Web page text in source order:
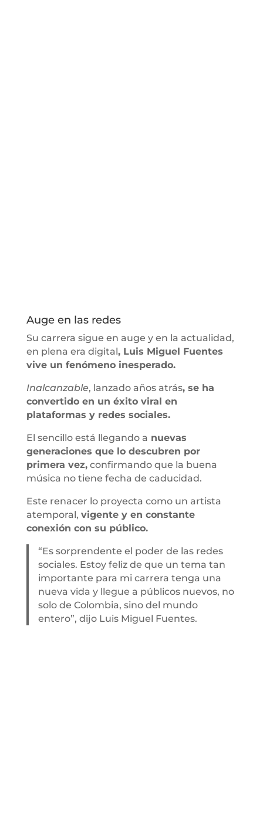
Auge en las redes
Su carrera sigue en auge y en la actualidad,
en plena era digital, Luis Miguel Fuentes
vive un fenómeno inesperado.
Inalcanzable, lanzado años atrás, se ha
convertido en un éxito viral en
plataformas y redes sociales.
El sencillo está llegando a nuevas
generaciones que lo descubren por
primera vez,confirmando que la buena
música no tiene fecha de caducidad.
Este renacer lo proyecta como un artista
atemporal, vigente y en constante
conexión con su público.
“Es sorprendente el poder de las redes
sociales. Estoy feliz de que un tema tan
importante para mi carrera tenga una
nueva vida y llegue a públicos nuevos, no
solo de Colombia, sino del mundo
entero”, dijo Luis Miguel Fuentes.